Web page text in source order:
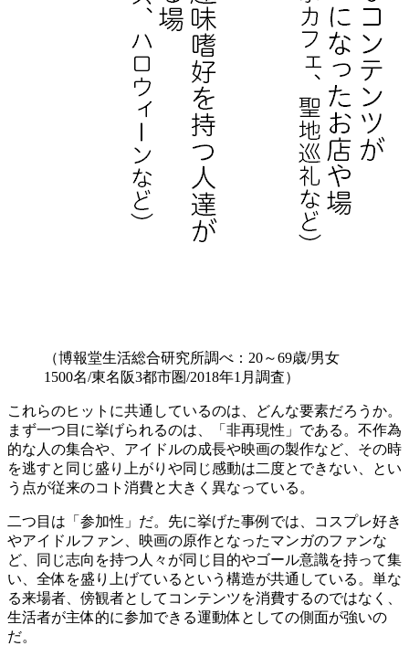
（博報堂生活総合研究所調べ：20～69歳/男女
1500名/東名阪3都市圏/2018年1月調査）
これらのヒットに共通しているのは、どんな要素だろうか。
まず一つ目に挙げられるのは、「非再現性」である。不作為
的な人の集合や、アイドルの成長や映画の製作など、その時
を逃すと同じ盛り上がりや同じ感動は二度とできない、とい
う点が従来のコト消費と大きく異なっている。
二つ目は「参加性」だ。先に挙げた事例では、コスプレ好き
やアイドルファン、映画の原作となったマンガのファンな
ど、同じ志向を持つ人々が同じ目的やゴール意識を持って集
い、全体を盛り上げているという構造が共通している。単な
る来場者、傍観者としてコンテンツを消費するのではなく、
生活者が主体的に参加できる運動体としての側面が強いの
だ。